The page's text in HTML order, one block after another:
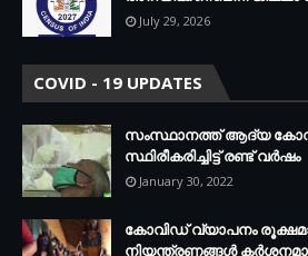
July 29, 2026
COVID - 19 UPDATES
സംസ്ഥാനത്ത് ആദ്യ
സ്ഥിരീകരിച്ചിട്ട് രണ്ട് വര്‍ഷം
January 30, 2022
കോവിഡ് വ്യാപനം
നിയന്ത്രണങ്ങള്‍